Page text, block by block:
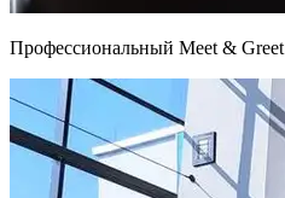
Профессиональный Meet & Greet